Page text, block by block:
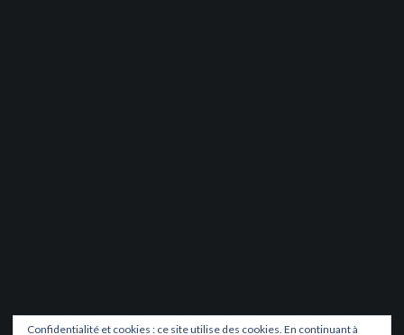
Confidentialité et cookies : ce site utilise des cookies. En continuant à